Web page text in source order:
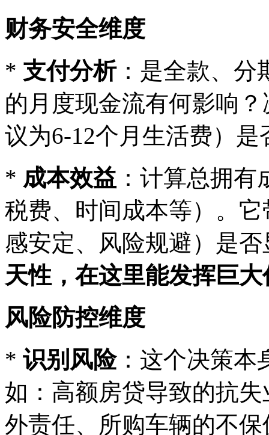
财务安全维度
* 支付分析：是全款、分
的月度现金流有何影响
议为6-12个月生活费）是
* 成本效益 ：计算总拥
税费、时间成本等）。
感安定、风险规避）是
天性，在这里能发挥巨
风险防控维度
* 识别风险：这个决策本
如：高额房贷导致的抗
外责任、所购车辆的不